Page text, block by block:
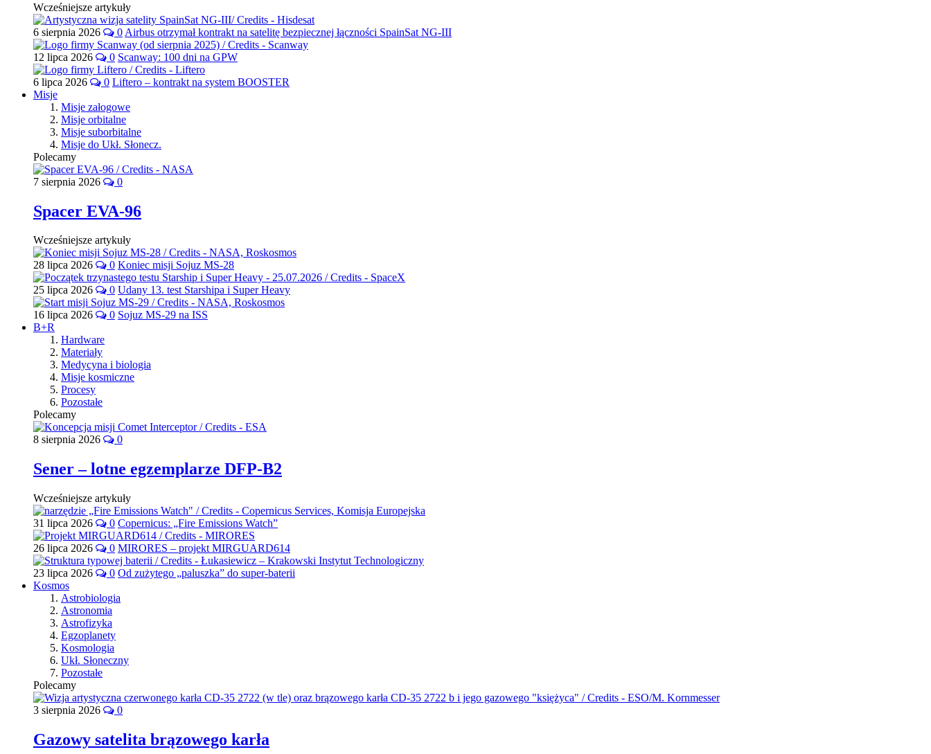
Wcześniejsze artykuły
6 sierpnia 2026 0 Airbus otrzymał kontrakt na satelitę bezpiecznej łączności SpainSat NG-III
12 lipca 2026 0 Scanway: 100 dni na GPW
6 lipca 2026 0 Liftero – kontrakt na system BOOSTER
Misje
Misje załogowe
Misje orbitalne
Misje suborbitalne
Misje do Ukł. Słonecz.
Polecamy
7 sierpnia 2026 0
Spacer EVA-96
Wcześniejsze artykuły
28 lipca 2026 0 Koniec misji Sojuz MS-28
25 lipca 2026 0 Udany 13. test Starshipa i Super Heavy
16 lipca 2026 0 Sojuz MS-29 na ISS
B+R
Hardware
Materiały
Medycyna i biologia
Misje kosmiczne
Procesy
Pozostałe
Polecamy
8 sierpnia 2026 0
Sener – lotne egzemplarze DFP-B2
Wcześniejsze artykuły
31 lipca 2026 0 Copernicus: „Fire Emissions Watch”
26 lipca 2026 0 MIRORES – projekt MIRGUARD614
23 lipca 2026 0 Od zużytego „paluszka” do super-baterii
Kosmos
Astrobiologia
Astronomia
Astrofizyka
Egzoplanety
Kosmologia
Ukł. Słoneczny
Pozostałe
Polecamy
3 sierpnia 2026 0
Gazowy satelita brązowego karła